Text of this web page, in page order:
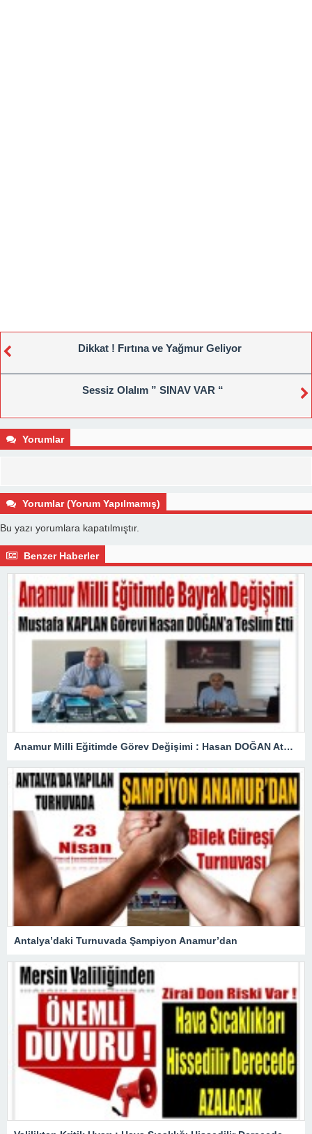
Dikkat ! Fırtına ve Yağmur Geliyor
Sessiz Olalım ” SINAV VAR “
Yorumlar
Yorumlar (Yorum Yapılmamış)
Bu yazı yorumlara kapatılmıştır.
Benzer Haberler
Anamur Milli Eğitimde Görev Değişimi : Hasan DOĞAN Atandı
Antalya’daki Turnuvada Şampiyon Anamur’dan